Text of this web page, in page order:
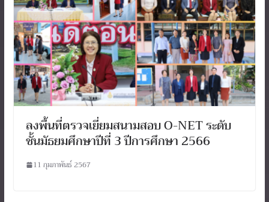
ลงพื้นที่ตรวจเยี่ยมสนามสอบ O-NET ระดับ
ชั้นมัธยมศึกษาปีที่ 3 ปีการศึกษา 2566
11 กุมภาพันธ์ 2567